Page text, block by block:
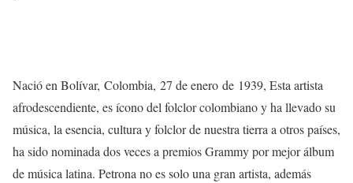
Nació en Bolívar, Colombia, 27 de enero de 1939, Esta artista
afrodescendiente, es ícono del folclor colombiano y ha llevado su
música, la esencia, cultura y folclor de nuestra tierra a otros países,
ha sido nominada dos veces a premios Grammy por mejor álbum
de música latina. Petrona no es solo una gran artista, además